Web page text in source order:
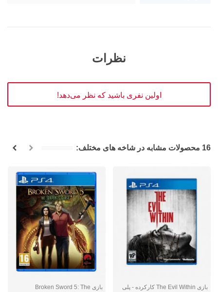
نظرات
اولین نفری باشید که نظر می‌دهد!
16 محصولات مشابه در شاخه های مختلف:
بازی The Evil Within کارکرده - پلی
بازی Broken Sword 5: The